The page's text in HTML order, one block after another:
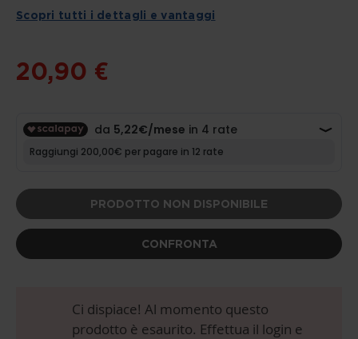
OF
Scopri tutti i dettagli e vantaggi
20,90 €
PRODOTTO NON DISPONIBILE
CONFRONTA
Ci dispiace! Al momento questo
prodotto è esaurito. Effettua il login e